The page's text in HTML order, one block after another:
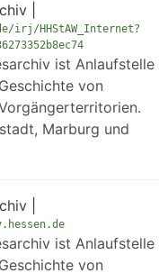
|
irj/HHStAW_Internet?
ist Anlaufstelle
von
Marburg und
|
ist Anlaufstelle
von